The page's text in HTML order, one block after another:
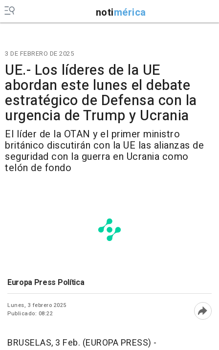
notimérica
3 DE FEBRERO DE 2025
UE.- Los líderes de la UE
abordan este lunes el debate
estratégico de Defensa con la
urgencia de Trump y Ucrania
El líder de la OTAN y el primer ministro
británico discutirán con la UE las alianzas de
seguridad con la guerra en Ucrania como
telón de fondo
Europa Press Política
Lunes, 3 febrero 2025
Publicado: 08:22
BRUSELAS, 3 Feb. (EUROPA PRESS) -